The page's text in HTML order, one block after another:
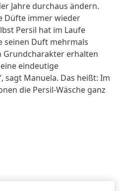
Jahre durchaus ändern.
Düfte immer wieder
Persil hat im Laufe
seinen Duft mehrmals
Grundcharakter erhalten
eindeutige
sagt Manuela. Das heißt: Im
die Persil-Wäsche ganz